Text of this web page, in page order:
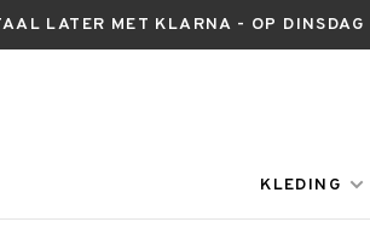
LATER MET KLARNA - OP
KLEDING